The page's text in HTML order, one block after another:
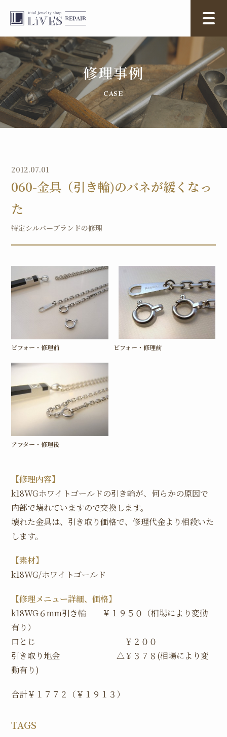
修理事例
2012.07.01
060-金具（引き輪)のバネが緩くなっ
た
特定シルバーブランドの修理
ビフォー・修理前 ビフォー・修理前
アフター・修理後
【修理内容】
k18WGホワイトゴールドの引き輪が、何らかの原因で
内部で壊れていますので交換します。
壊れた金具は、引き取り価格で、修理代金より相殺いた
します。
【素材】
k18WG/ホワイトゴールド
【修理メニュー詳細、価格】
k18WG６mm引き輪 ￥１９５０（相場により変動
有り）
口とじ ￥２００
引き取り地金 △￥３７８(相場により変
動有り)
合計￥１７７２（￥１９１３）
TAGS